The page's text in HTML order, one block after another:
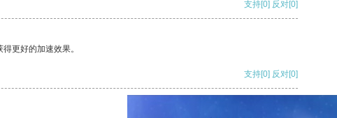
支持[0] 反对[0]
更好的加速效果。
支持[0] 反对[0]